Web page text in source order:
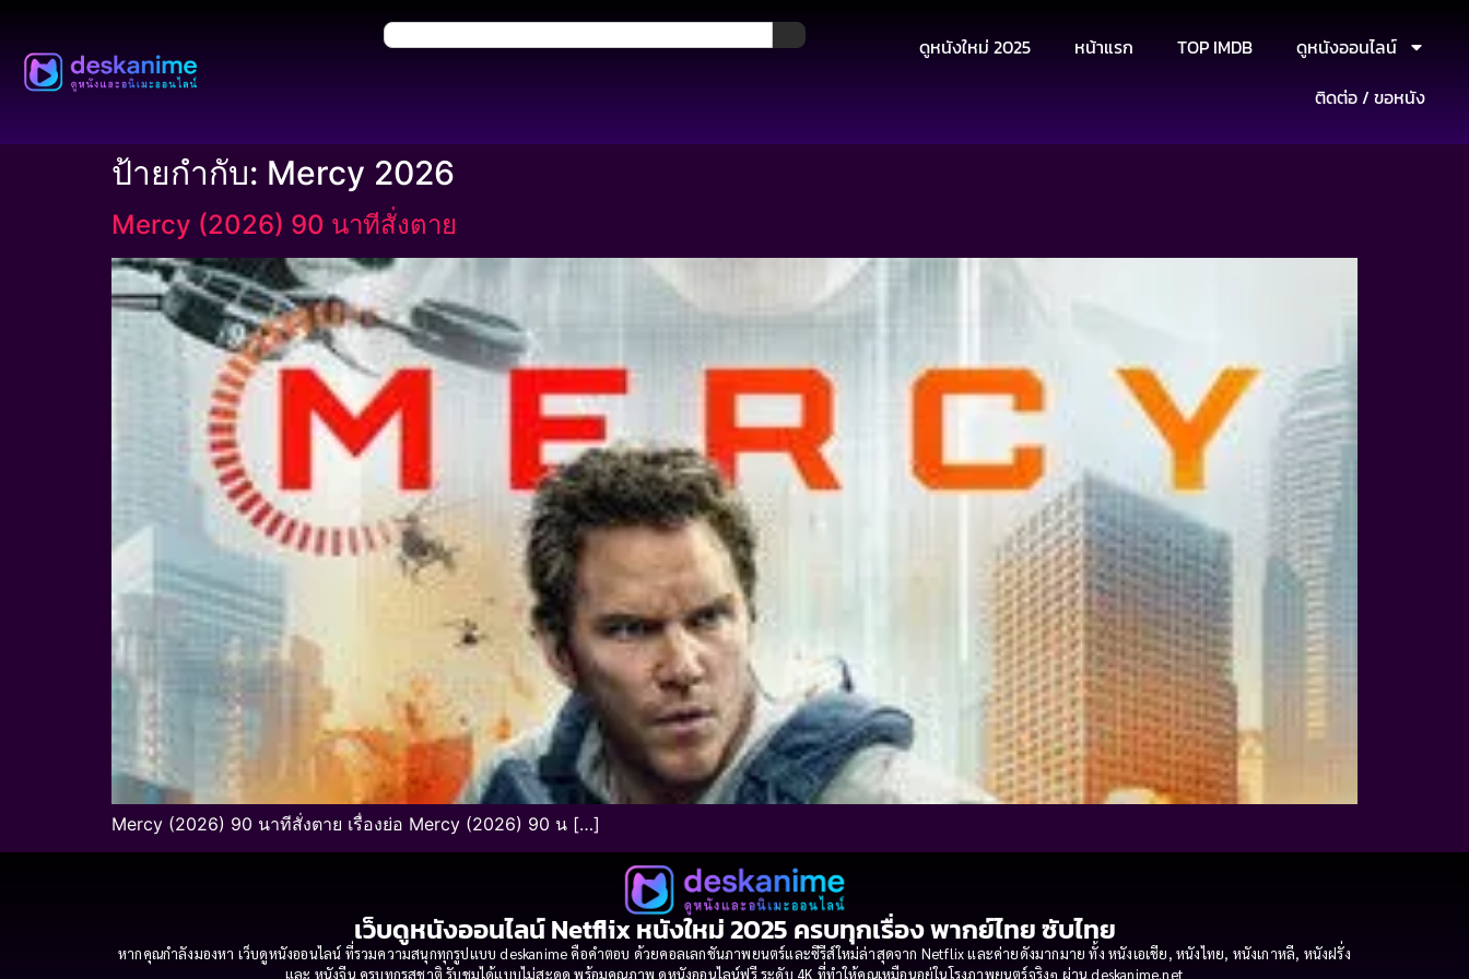
ดูหนังใหม่ 2025 หน้าแรก TOP IMDB
ดูหนังออนไลน์
ติดต่อ / ขอหนัง
ป้ายกำกับ: Mercy 2026
Mercy (2026) 90 นาทีสั่งตาย
Mercy (2026) 90 นาทีสั่งตาย เรื่องย่อ Mercy (2026) 90 น […]
เว็บดูหนังออนไลน์ Netflix หนังใหม่ 2025 ครบทุกเรื่อง พากย์ไทย ซับไทย
หากคุณกำลังมองหา เว็บดูหนังออนไลน์ ที่รวมความสนุกทุกรูปแบบ deskanime คือคำตอบ ด้วยคอลเลกชันภาพยนตร์และซีรีส์ใหม่ล่าสุดจาก Netflix และค่ายดังมากมาย ทั้ง หนังเอเชีย, หนังไทย, หนังเกาหลี, หนังฝรั่ง
และ หนังจีน ครบทุกรสชาติ รับชมได้แบบไม่สะดุด พร้อมคุณภาพ ดูหนังออนไลน์ฟรี ระดับ 4K ที่ทำให้คุณเหมือนอยู่ในโรงภาพยนตร์จริงๆ ผ่าน deskanime.net